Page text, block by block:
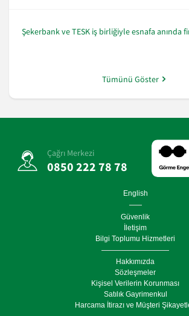
Şekerbank ve TESK iş birliğiyle esnafa anında
Tümünü Göster
Çağrı Merkezi
0850 222 78 78
English
Güvenlik
İletişim
Bilgi Toplumu Hizmetleri
Hakkımızda
Sözleşmeler
Kişisel Verilerin Korunması
Satılık Gayrimenkul
Harcama İtirazı ve Müşteri